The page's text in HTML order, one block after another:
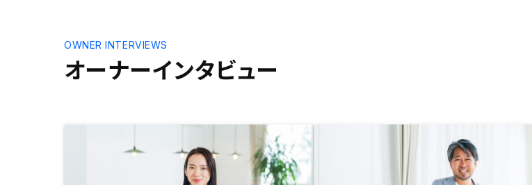
オーナーインタビュー
OWNER INTERVIEWS